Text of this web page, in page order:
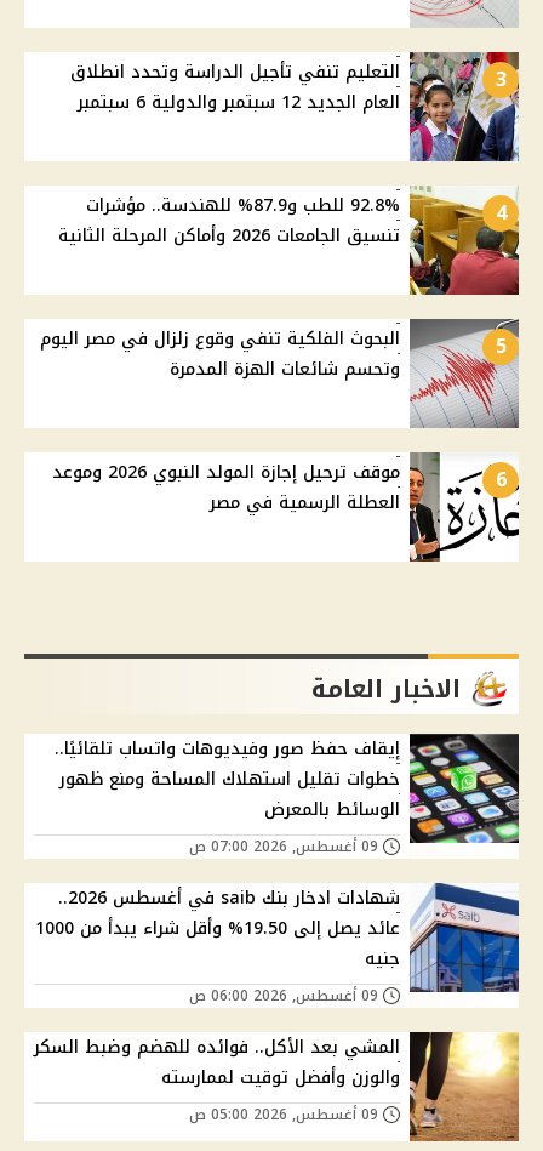
3
التعليم تنفي تأجيل الدراسة وتحدد انطلاق
العام الجديد 12 سبتمبر والدولية 6 سبتمبر
4
92.8% للطب و87.9% للهندسة.. مؤشرات
تنسيق الجامعات 2026 وأماكن المرحلة الثانية
5
البحوث الفلكية تنفي وقوع زلزال في مصر اليوم
وتحسم شائعات الهزة المدمرة
6
موقف ترحيل إجازة المولد النبوي 2026 وموعد
العطلة الرسمية في مصر
الاخبار العامة
إيقاف حفظ صور وفيديوهات واتساب تلقائيًا..
خطوات تقليل استهلاك المساحة ومنع ظهور
الوسائط بالمعرض
شهادات ادخار بنك saib في أغسطس 2026..
عائد يصل إلى 19.50% وأقل شراء يبدأ من 1000
جنيه
المشي بعد الأكل.. فوائده للهضم وضبط السكر
والوزن وأفضل توقيت لممارسته